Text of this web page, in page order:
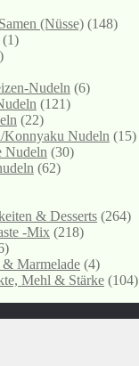
(Nüsse) (148)
(1)
Nudeln (6)
(121)
(22)
Konnyaku Nudeln (15)
Nudeln (30)
(62)
& Desserts (264)
-Mix (218)
Marmelade (4)
Mehl & Stärke (104)